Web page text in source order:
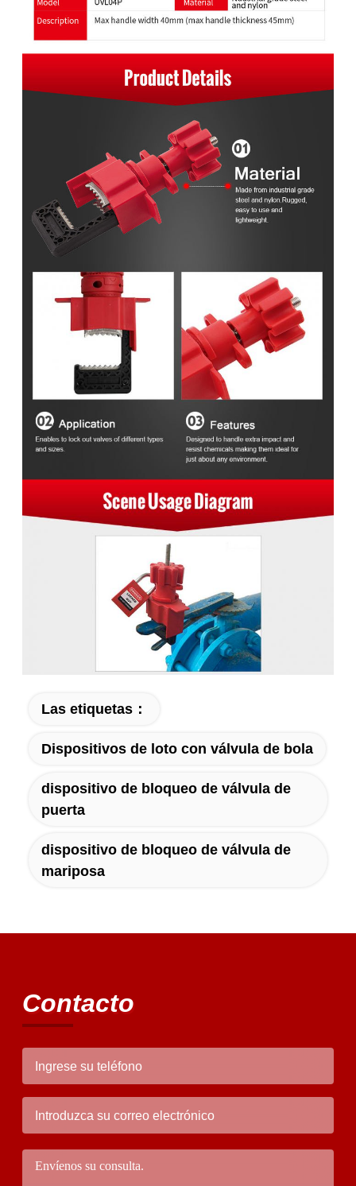
Las etiquetas：
Dispositivos de loto con válvula de bola
dispositivo de bloqueo de válvula de
puerta
dispositivo de bloqueo de válvula de
mariposa
Contacto